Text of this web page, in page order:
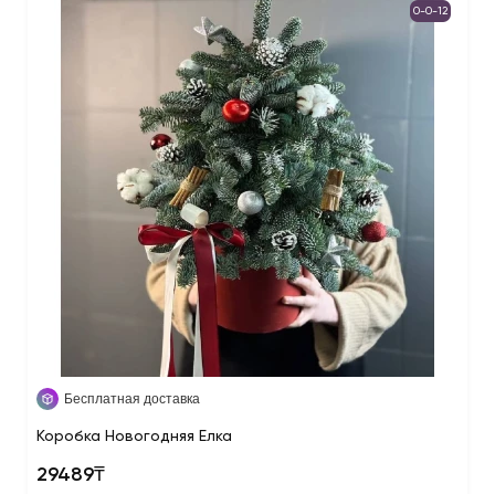
0-0-12
Бесплатная доставка
Коробка Новогодняя Елка
29489₸